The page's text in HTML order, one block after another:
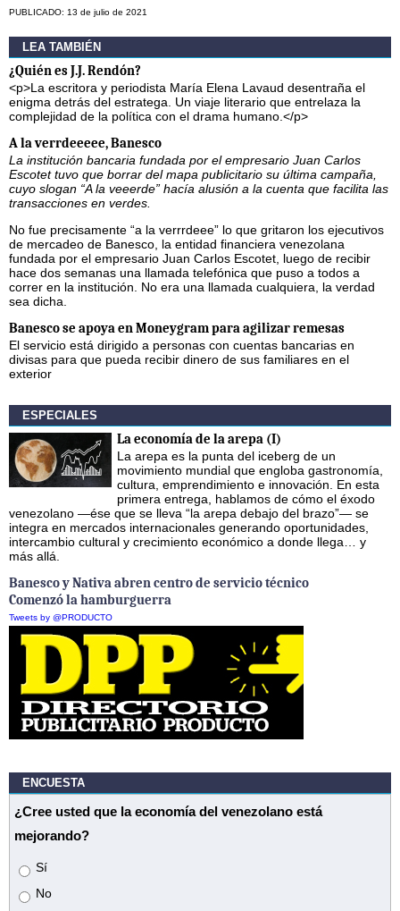
PUBLICADO: 13 de julio de 2021
LEA TAMBIÉN
¿Quién es J.J. Rendón?
<p>La escritora y periodista María Elena Lavaud desentraña el
enigma detrás del estratega. Un viaje literario que entrelaza la
complejidad de la política con el drama humano.</p>
A la verrdeeeee, Banesco
La institución bancaria fundada por el empresario Juan Carlos
Escotet tuvo que borrar del mapa publicitario su última campaña,
cuyo slogan “A la veeerde” hacía alusión a la cuenta que facilita las
transacciones en verdes.
No fue precisamente “a la verrrdeee” lo que gritaron los ejecutivos
de mercadeo de Banesco, la entidad financiera venezolana
fundada por el empresario Juan Carlos Escotet, luego de recibir
hace dos semanas una llamada telefónica que puso a todos a
correr en la institución. No era una llamada cualquiera, la verdad
sea dicha.
Banesco se apoya en Moneygram para agilizar remesas
El servicio está dirigido a personas con cuentas bancarias en
divisas para que pueda recibir dinero de sus familiares en el
exterior
ESPECIALES
La economía de la arepa (I)
La arepa es la punta del iceberg de un
movimiento mundial que engloba gastronomía,
cultura, emprendimiento e innovación. En esta
primera entrega, hablamos de cómo el éxodo
venezolano —ése que se lleva “la arepa debajo del brazo”— se
integra en mercados internacionales generando oportunidades,
intercambio cultural y crecimiento económico a donde llega… y
más allá.
Banesco y Nativa abren centro de servicio técnico
Comenzó la hamburguerra
Tweets by @PRODUCTO
ENCUESTA
¿Cree usted que la economía del venezolano está
mejorando?
Opciones
Sí
No